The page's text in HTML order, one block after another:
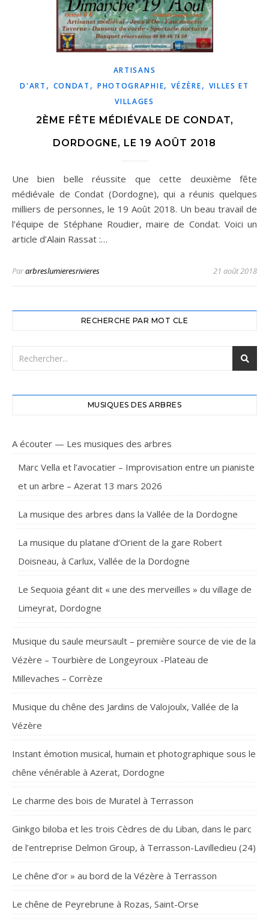
ARTISANS
D'ART , CONDAT , PHOTOGRAPHIE,VÉZÈRE, VILLES ET
VILLAGES
2ÈME FÊTE MÉDIÉVALE DE CONDAT,
DORDOGNE, LE 19 AOÛT 2018
Une bien belle réussite que cette deuxième fête
médiévale de Condat (Dordogne), qui a réunis quelques
milliers de personnes, le 19 Août 2018. Un beau travail de
l’équipe de Stéphane Roudier, maire de Condat. Voici un
article d’Alain Rassat :…
Pararbreslumieresrivieres 21 août 2018
RECHERCHE PAR MOT CLE
MUSIQUES DES ARBRES
A écouter — Les musiques des arbres
Marc Vella et l’avocatier – Improvisation entre un pianiste
et un arbre – Azerat 13 mars 2026
La musique des arbres dans la Vallée de la Dordogne
La musique du platane d’Orient de la gare Robert
Doisneau, à Carlux, Vallée de la Dordogne
Le Sequoia géant dit « une des merveilles » du village de
Limeyrat, Dordogne
Musique du saule meursault – première source de vie de la
Vézère – Tourbière de Longeyroux -Plateau de
Millevaches – Corrèze
Musique du chêne des Jardins de Valojoulx, Vallée de la
Vézère
Instant émotion musical, humain et photographique sous le
chêne vénérable à Azerat, Dordogne
Le charme des bois de Muratel à Terrasson
Ginkgo biloba et les trois Cèdres de du Liban, dans le parc
de l’entreprise Delmon Group, à Terrasson-Lavilledieu (24)
Le chêne d’or » au bord de la Vézère à Terrasson
Le chêne de Peyrebrune à Rozas, Saint-Orse